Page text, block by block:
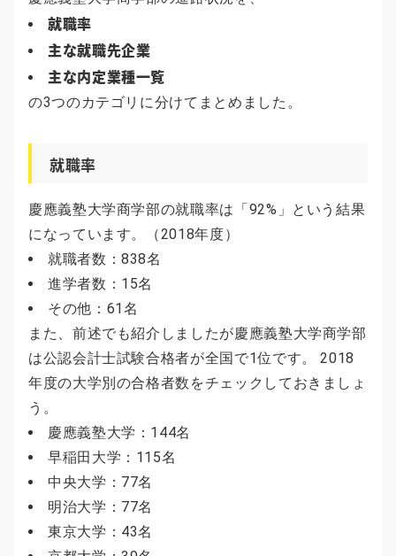
就職率
主な就職先企業
主な内定業種一覧
の3つのカテゴリに分けてまとめました。
就職率
慶應義塾大学商学部の就職率は「92%」という結果
になっています。（2018年度）
就職者数：838名
進学者数：15名
その他：61名
また、前述でも紹介しましたが慶應義塾大学商学部
は公認会計士試験合格者が全国で1位です。 2018
年度の大学別の合格者数をチェックしておきましょ
う。
慶應義塾大学：144名
早稲田大学：115名
中央大学：77名
明治大学：77名
東京大学：43名